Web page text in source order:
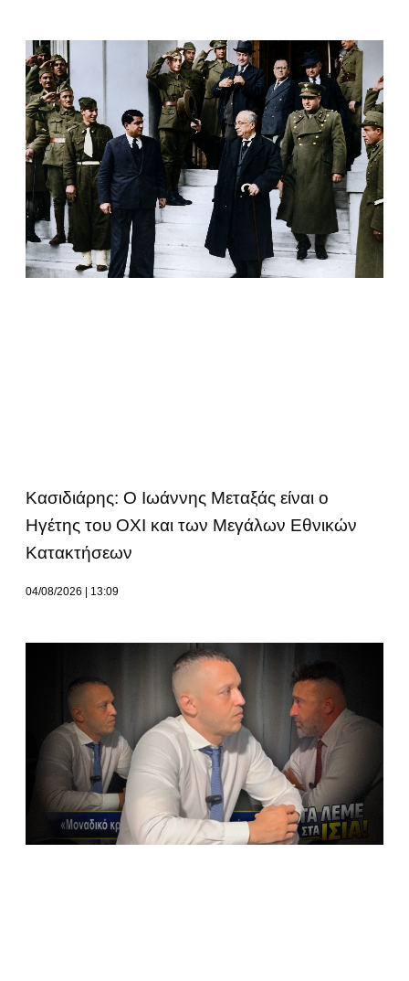
Κασιδιάρης: Ο Ιωάννης Μεταξάς είναι ο
Ηγέτης του ΟΧΙ και των Μεγάλων Εθνικών
Κατακτήσεων
04/08/2026 13:09